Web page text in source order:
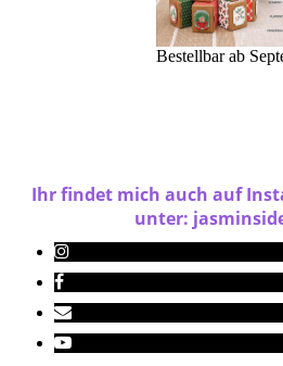
Bestellbar ab
Ihr findet mich auch auf
unter: